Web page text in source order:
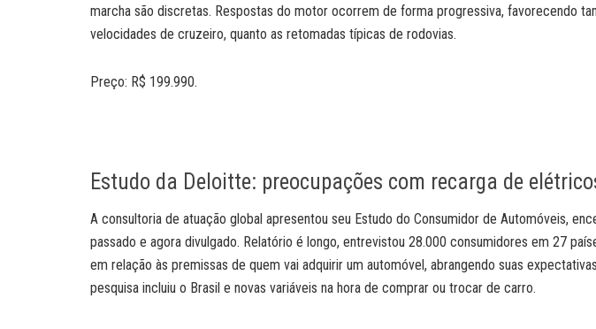
marcha são discretas. Respostas do motor ocorrem de forma progressiva, favorecendo
velocidades de cruzeiro, quanto as retomadas típicas de rodovias.
Preço: R$ 199.990.
Estudo da Deloitte: preocupações com recarga de
A consultoria de atuação global apresentou seu Estudo do Consumidor de Automóveis,
passado e agora divulgado. Relatório é longo, entrevistou 28.000 consumidores em 27
em relação às premissas de quem vai adquirir um automóvel, abrangendo suas
pesquisa incluiu o Brasil e novas variáveis na hora de comprar ou trocar de carro.